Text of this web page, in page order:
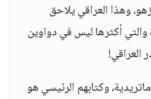
وهذا العراقي يلاحق
والتي أكثرها ليس في دواوين
العراقي!
وكتابهم الرئيسي هو